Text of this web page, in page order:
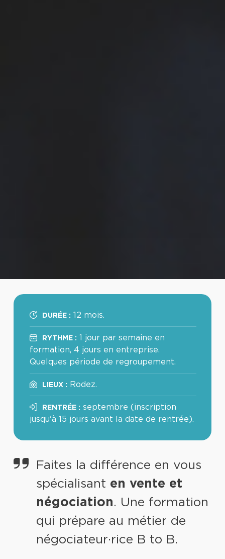
DURÉE : 12 mois.
RYTHME : 1 jour par semaine en
formation, 4 jours en entreprise.
Quelques période de regroupement.
LIEUX : Rodez.
RENTRÉE : septembre (inscription
jusqu'à 15 jours avant la date de rentrée).
Faites la différence en vous
spécialisant en vente et
négociation. Une formation
qui prépare au métier de
négociateur·rice B to B.